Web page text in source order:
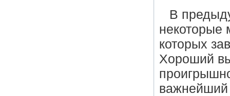
В
некоторые
которых
Хороший